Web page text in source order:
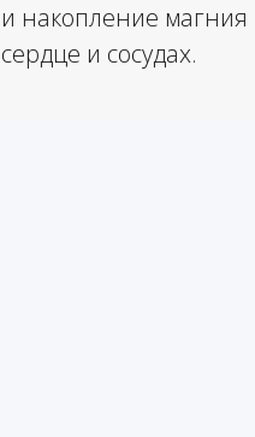
и накопление
сердце и сосудах.